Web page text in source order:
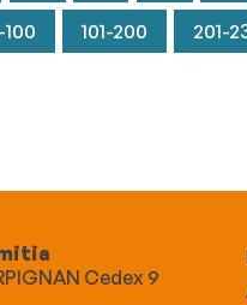
100 101-200 201-
Cedex 9